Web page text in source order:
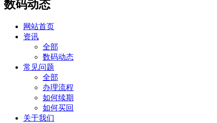
数码动态
网站首页
资讯
全部
数码动态
常见问题
全部
办理流程
如何续期
如何买回
关于我们